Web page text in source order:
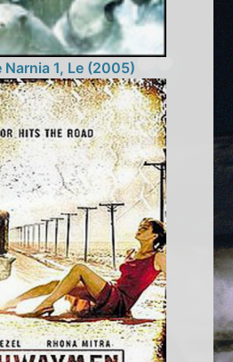
Narnia 1, Le (2005)